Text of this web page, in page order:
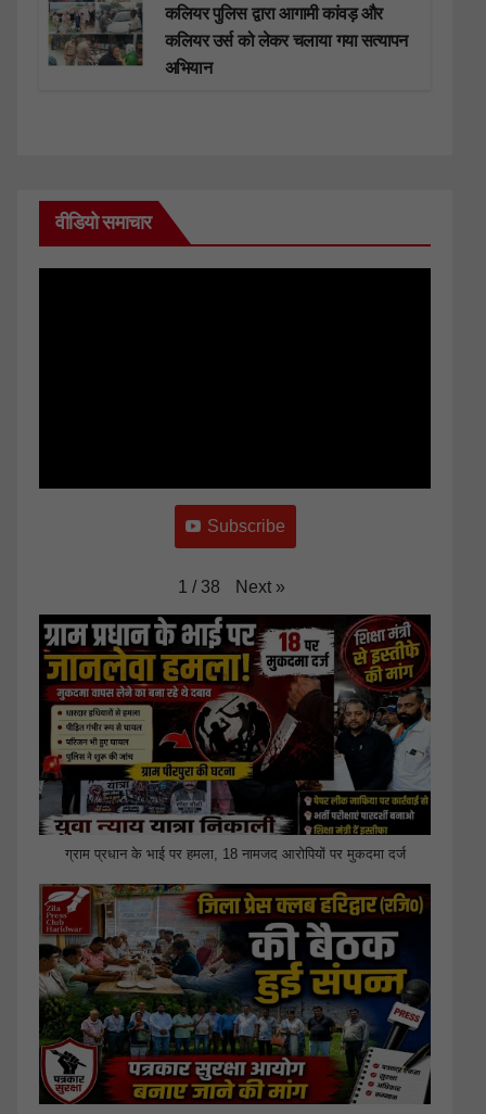
कलियर पुलिस द्वारा आगामी कांवड़ और
कलियर उर्स को लेकर चलाया गया सत्यापन
अभियान
वीडियो समाचार
Subscribe
1 / 38 Next »
ग्राम प्रधान के भाई पर हमला, 18 नामजद आरोपियों पर मुकदमा दर्ज